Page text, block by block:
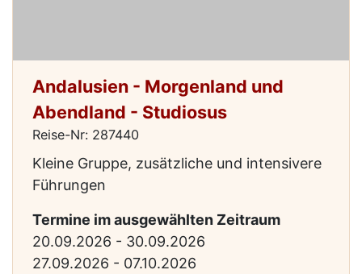
Andalusien - Morgenland und
Abendland - Studiosus
Reise-Nr: 287440
Kleine Gruppe, zusätzliche und intensivere
Führungen
Termine im ausgewählten Zeitraum
20.09.2026 - 30.09.2026
27.09.2026 - 07.10.2026